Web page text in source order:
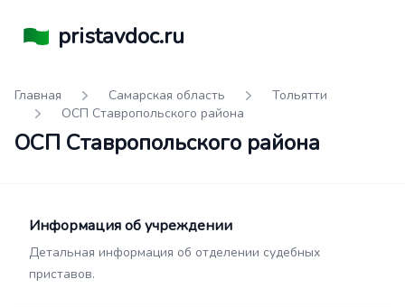
pristavdoc.ru
Главная Самарская область
Тольятти
ОСП Ставропольского района
ОСП Ставропольского района
Информация об учреждении
Детальная информация об отделении судебных
приставов.